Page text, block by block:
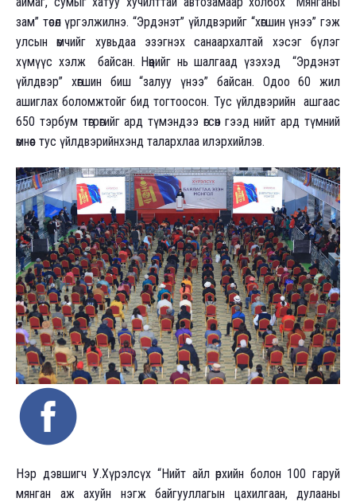
зам” төсөл үргэлжилнэ. “Эрдэнэт” үйлдвэрийг “хөгшин үнээ” гэж
улсын өмчийг хувьдаа эзэгнэх санаархалтай хэсэг бүлэг
хүмүүс хэлж байсан. Нөөцийг нь шалгаад үзэхэд “Эрдэнэт
үйлдвэр” хөгшин биш “залуу үнээ” байсан. Одоо 60 жил
ашиглах боломжтойг бид тогтоосон. Тус үйлдвэрийн ашгаас
650 тэрбум төгрөгийг ард түмэндээ өгсөн гээд нийт ард түмний
өмнөөс тус үйлдвэрийнхэнд талархлаа илэрхийлэв.
Нэр дэвшигч У.Хүрэлсүх “Нийт айл өрхийн болон 100 гаруй
мянган аж ахуйн нэгж байгууллагын цахилгаан, дулааны